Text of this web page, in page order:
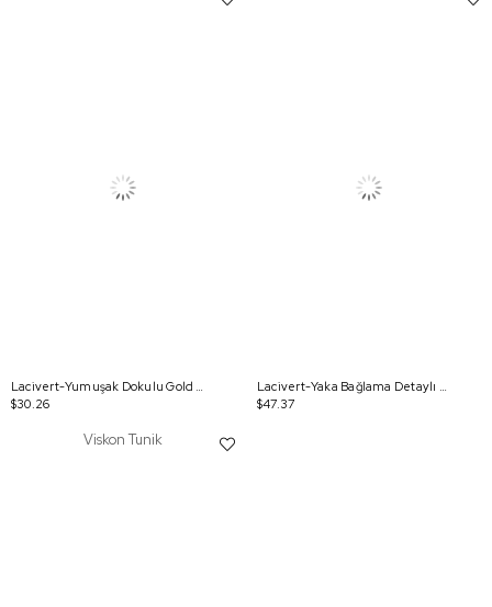
Lacivert-Yumuşak Dokulu Gold Dügmeli Sweatshirt
$30.26
Lacivert-Yaka Bağlama Detaylı Tunik
$47.37
Viskon Tunik